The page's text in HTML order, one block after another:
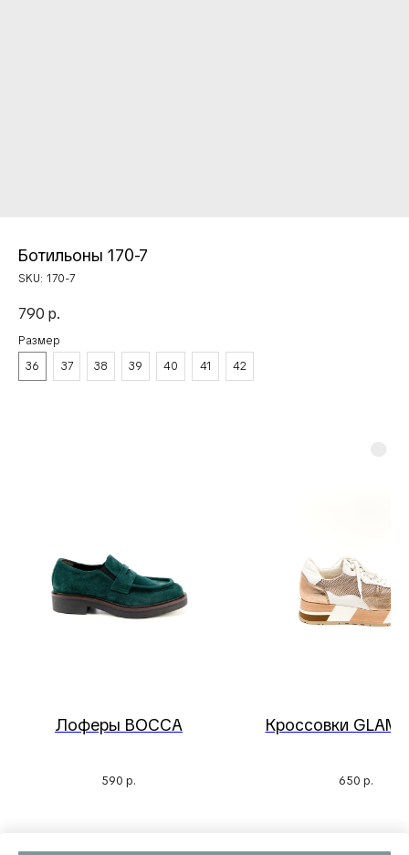
Ботильоны 170-7
SKU: 170-7
790 р.
Размер
36
37 38 39 40 41 42
Лоферы BOCCA
590 р.
Кроссовки
650 р.